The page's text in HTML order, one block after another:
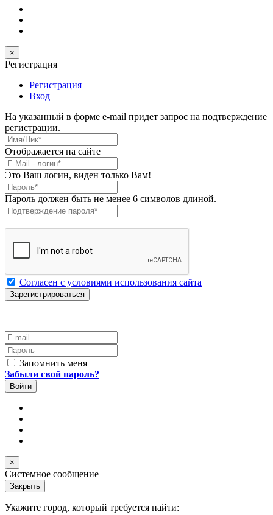
×
Регистрация
Регистрация
Вход
На указанный в форме e-mail придет запрос на подтверждение
регистрации.
Имя/Ник
Отображается на сайте
E-Mail *
Это Ваш логин, виден только Вам!
Пароль*
Пароль должен быть не менее 6 символов длиной.
Подтверждение пароля
Согласен с условиями использования сайта
E-mail
Пароль
Запомнить меня
Забыли свой пароль?
×
Системное сообщение
Закрыть
Укажите город, который требуется найти: